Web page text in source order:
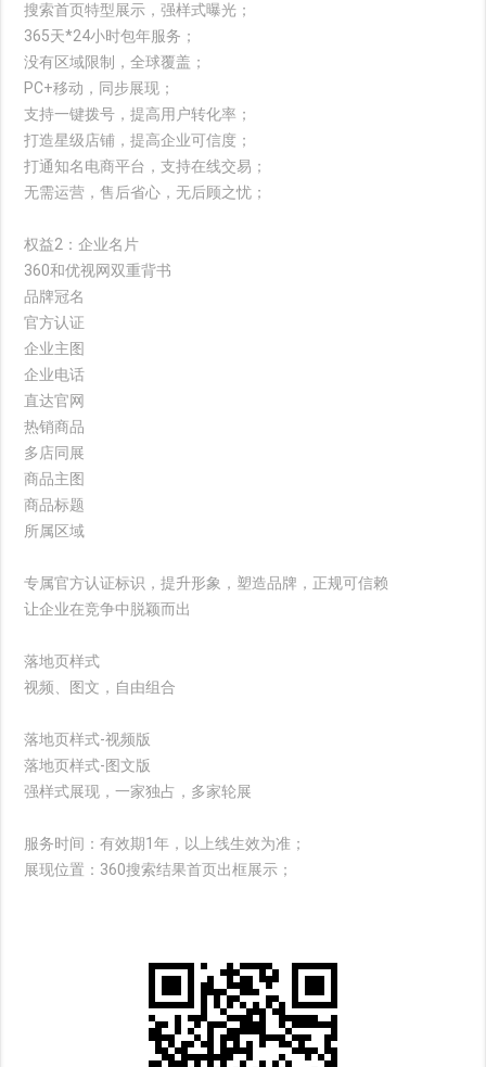
搜索首页特型展示，强样式曝光；
365天*24小时包年服务；
没有区域限制，全球覆盖；
PC+移动，同步展现；
支持一键拨号，提高用户转化率；
打造星级店铺，提高企业可信度；
打通知名电商平台，支持在线交易；
无需运营，售后省心，无后顾之忧；
权益2：企业名片
360和优视网双重背书
品牌冠名
官方认证
企业主图
企业电话
直达官网
热销商品
多店同展
商品主图
商品标题
所属区域
专属官方认证标识，提升形象，塑造品牌，正规可信赖
让企业在竞争中脱颖而出
落地页样式
视频、图文，自由组合
落地页样式-视频版
落地页样式-图文版
强样式展现，一家独占，多家轮展
服务时间：有效期1年，以上线生效为准；
展现位置：360搜索结果首页出框展示；